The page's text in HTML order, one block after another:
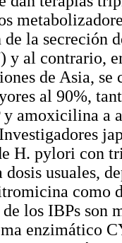
la secreción
y al contrario,
de Asia, se
al 90%,
amoxicilina a
H. pylori con
usuales,
como
los IBPs son
enzimático